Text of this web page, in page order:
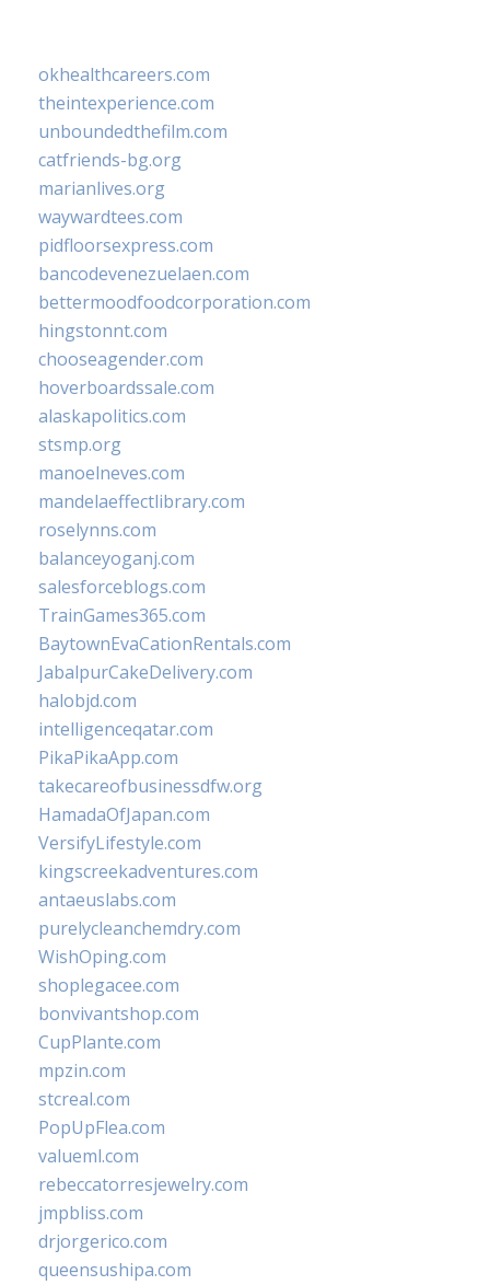
okhealthcareers.com
theintexperience.com
unboundedthefilm.com
catfriends-bg.org
marianlives.org
waywardtees.com
pidfloorsexpress.com
bancodevenezuelaen.com
bettermoodfoodcorporation.com
hingstonnt.com
chooseagender.com
hoverboardssale.com
alaskapolitics.com
stsmp.org
manoelneves.com
mandelaeffectlibrary.com
roselynns.com
balanceyoganj.com
salesforceblogs.com
TrainGames365.com
BaytownEvaCationRentals.com
JabalpurCakeDelivery.com
halobjd.com
intelligenceqatar.com
PikaPikaApp.com
takecareofbusinessdfw.org
HamadaOfJapan.com
VersifyLifestyle.com
kingscreekadventures.com
antaeuslabs.com
purelycleanchemdry.com
WishOping.com
shoplegacee.com
bonvivantshop.com
CupPlante.com
mpzin.com
stcreal.com
PopUpFlea.com
valueml.com
rebeccatorresjewelry.com
jmpbliss.com
drjorgerico.com
queensushipa.com